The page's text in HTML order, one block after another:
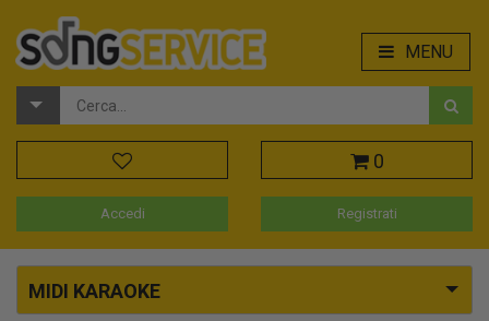
MENU
0
Accedi Registrati
MIDI KARAOKE